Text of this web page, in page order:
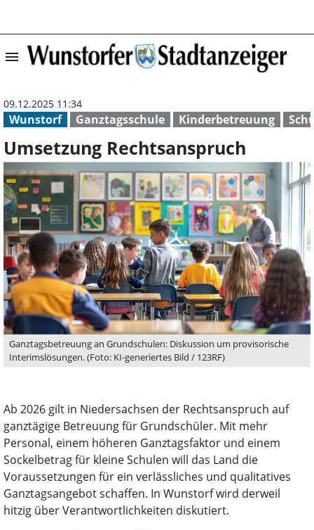
menu Umsetzung
Wunstorf Ganztagsschule Kinderbetreuung
09.12.2025 11:34
Umsetzung Rechtsanspruch
Ganztagsbetreuung an Grundschulen: Diskussion um provisorische
Interimslösungen. (Foto: KI-generiertes Bild / 123RF)
Ab 2026 gilt in Niedersachsen der Rechtsanspruch auf
ganztägige Betreuung für Grundschüler. Mit mehr
Personal, einem höheren Ganztagsfaktor und einem
Sockelbetrag für kleine Schulen will das Land die
Voraussetzungen für ein verlässliches und qualitatives
Ganztagsangebot schaffen. In Wunstorf wird derweil
hitzig über Verantwortlichkeiten diskutiert.